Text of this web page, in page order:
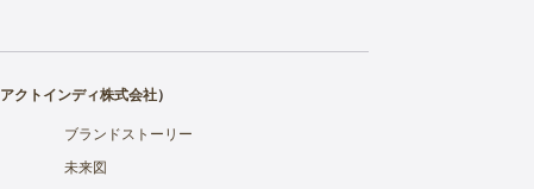
アクトインディ株式会社）
ブランドストーリー
未来図